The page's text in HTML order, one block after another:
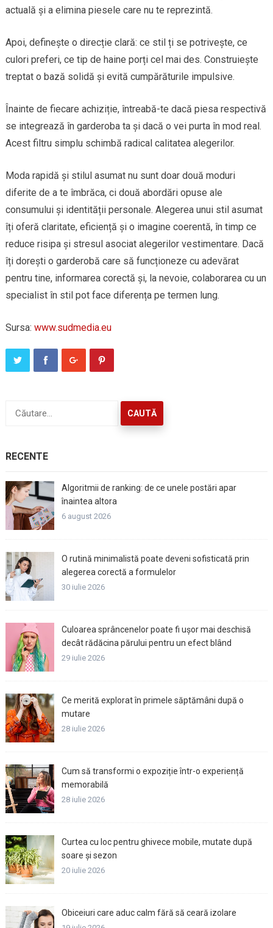
actuală și a elimina piesele care nu te reprezintă.
Apoi, definește o direcție clară: ce stil ți se potrivește, ce
culori preferi, ce tip de haine porți cel mai des. Construiește
treptat o bază solidă și evită cumpărăturile impulsive.
Înainte de fiecare achiziție, întreabă-te dacă piesa respectivă
se integrează în garderoba ta și dacă o vei purta în mod real.
Acest filtru simplu schimbă radical calitatea alegerilor.
Moda rapidă și stilul asumat nu sunt doar două moduri
diferite de a te îmbrăca, ci două abordări opuse ale
consumului și identității personale. Alegerea unui stil asumat
îți oferă claritate, eficiență și o imagine coerentă, în timp ce
reduce risipa și stresul asociat alegerilor vestimentare. Dacă
îți dorești o garderobă care să funcționeze cu adevărat
pentru tine, informarea corectă și, la nevoie, colaborarea cu un
specialist în stil pot face diferența pe termen lung.
Sursa: www.sudmedia.eu
după:
RECENTE
Algoritmii de ranking: de ce unele postări apar
înaintea altora
6 august 2026
O rutină minimalistă poate deveni sofisticată prin
alegerea corectă a formulelor
30 iulie 2026
Culoarea sprâncenelor poate fi ușor mai deschisă
decât rădăcina părului pentru un efect blând
29 iulie 2026
Ce merită explorat în primele săptămâni după o
mutare
28 iulie 2026
Cum să transformi o expoziție într-o experiență
memorabilă
28 iulie 2026
Curtea cu loc pentru ghivece mobile, mutate după
soare și sezon
20 iulie 2026
Obiceiuri care aduc calm fără să ceară izolare